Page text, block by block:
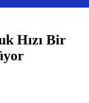
Hızı Bir